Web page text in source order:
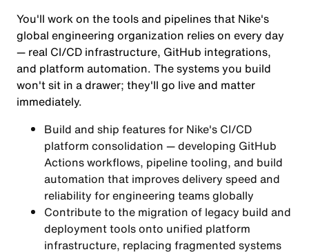
You'll work on the tools and pipelines that Nike's
global engineering organization relies on every day
— real CI/CD infrastructure, GitHub integrations,
and platform automation. The systems you build
won't sit in a drawer; they'll go live and matter
immediately.
Build and ship features for Nike's CI/CD
platform consolidation — developing GitHub
Actions workflows, pipeline tooling, and build
automation that improves delivery speed and
reliability for engineering teams globally
Contribute to the migration of legacy build and
deployment tools onto unified platform
infrastructure, replacing fragmented systems